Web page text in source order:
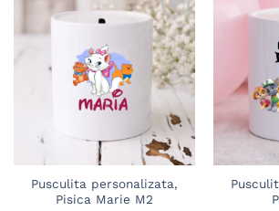
Adaugă
în
wishlist
Pusculita personalizata,
Pisica Marie M2